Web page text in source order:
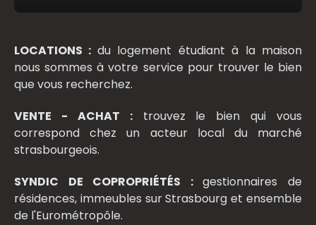
LOCATIONS : du logement étudiant à la maison
nous sommes à votre service pour trouver le bien
que vous recherchez.
VENTE - ACHAT :trouvez le bien qui vous
correspond chez un acteur local du marché
strasbourgeois.
SYNDIC DE COPROPRIÉTÉS :gestionnaires de
résidences, immeubles sur Strasbourg et ensemble
de l'Eurométropôle.